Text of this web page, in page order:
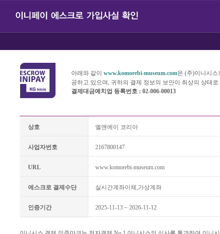
아래와 같이 www.komorebi-museum.com은 (주)이니시
공하고 있으며, 귀하의 결제 정보의 보안이 최상의 상태
결제대금예치업 등록번호 : 02-006-00013
상호 엘앤에이 코리아
사업자번호 2167800147
URL www.komorebi-museum.com
에스크로 결제수단 실시간계좌이체,가상계좌
인증기간 2025-11-13 ~ 2026-11-12